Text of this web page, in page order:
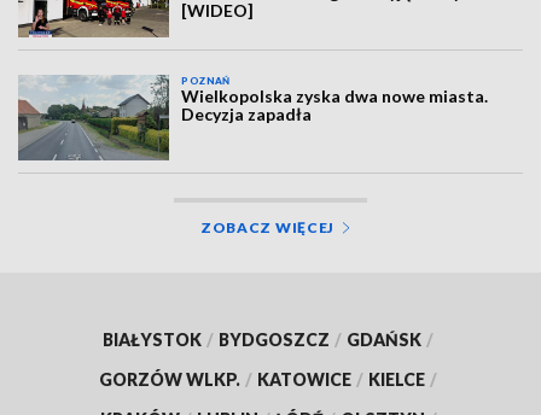
[WIDEO]
POZNAŃ
Wielkopolska zyska dwa nowe miasta.
Decyzja zapadła
ZOBACZ WIĘCEJ
BIAŁYSTOK / BYDGOSZCZ / GDAŃSK /
GORZÓW WLKP. / KATOWICE / KIELCE /